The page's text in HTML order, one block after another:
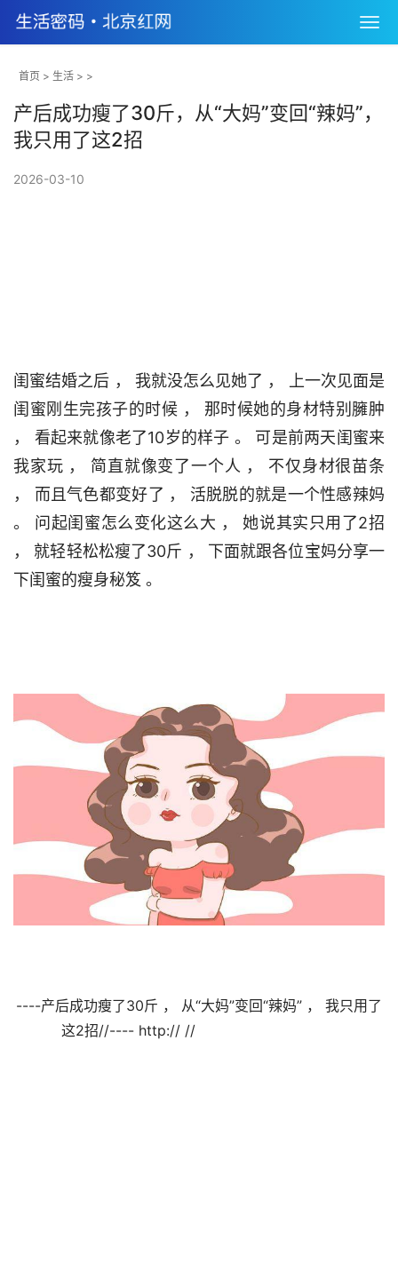
首页 > 生活 > >
产后成功瘦了30斤，从“大妈”变回“辣妈”，
我只用了这2招
2026-03-10
闺蜜结婚之后 ， 我就没怎么见她了 ， 上一次见面是
闺蜜刚生完孩子的时候 ， 那时候她的身材特别臃肿
， 看起来就像老了10岁的样子 。 可是前两天闺蜜来
我家玩 ， 简直就像变了一个人 ， 不仅身材很苗条
， 而且气色都变好了 ， 活脱脱的就是一个性感辣妈
。 问起闺蜜怎么变化这么大 ， 她说其实只用了2招
， 就轻轻松松瘦了30斤 ， 下面就跟各位宝妈分享一
下闺蜜的瘦身秘笈 。
----产后成功瘦了30斤 ， 从“大妈”变回“辣妈” ， 我只用了
这2招//---- http:// //